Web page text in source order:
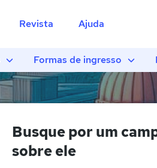
Revista Ajuda
Formas de ingresso
Busque por um
sobre ele